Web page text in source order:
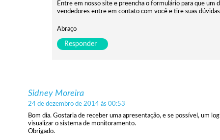
Entre em nosso site e preencha o formulário para que um
vendedores entre em contato com você e tire suas
Abraço
Responder
Sidney Moreira
24 de dezembro de 2014 às 00:53
Bom dia. Gostaria de receber uma apresentação, e se possível, um
visualizar o sistema de monitoramento.
Obrigado.